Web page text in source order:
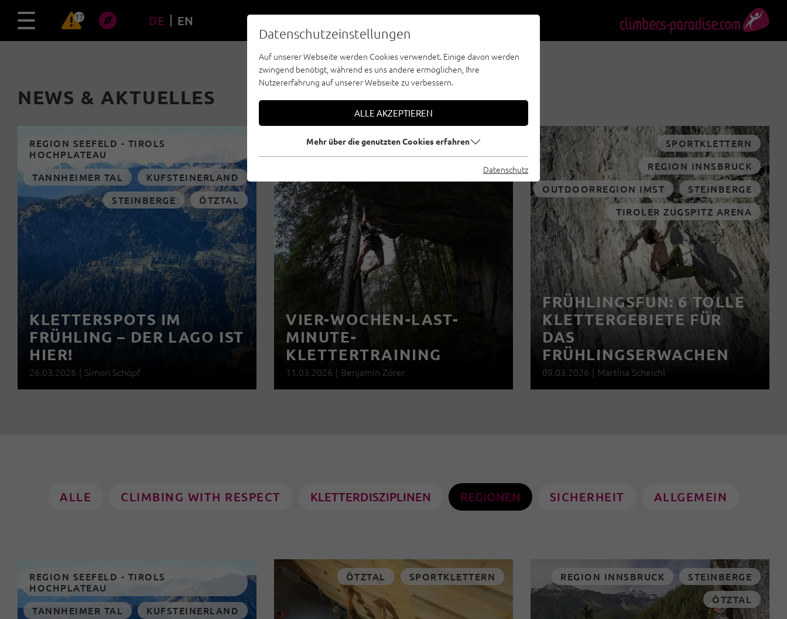
17 DE EN
NEWS & AKTUELLES
REGION SEEFELD - TIROLS
HOCHPLATEAU
TANNHEIMER TAL
KUFSTEINERLAND
STEINBERGE
ÖTZTAL
KLETTERSPOTS IM
FRÜHLING – DER LAGO IST
HIER!
26.03.2026 | Simon Schöpf
BOULDERN SPORTKLETTERN
VIER-WOCHEN-LAST-
MINUTE-
KLETTERTRAINING
11.03.2026 | Benjamin Zörer
SPORTKLETTERN
REGION INNSBRUCK
OUTDOORREGION IMST
STEINBERGE
TIROLER ZUGSPITZ ARENA
FRÜHLINGSFUN: 6 TOLLE
KLETTERGEBIETE FÜR
DAS
FRÜHLINGSERWACHEN
09.03.2026 | Martina Scheichl
ALLE CLIMBING WITH RESPECT KLETTERDISZIPLINEN REGIONEN SICHERHEIT ALLGEMEIN
REGION SEEFELD - TIROLS
HOCHPLATEAU
TANNHEIMER TAL
KUFSTEINERLAND
ÖTZTAL SPORTKLETTERN REGION INNSBRUCK
STEINBERGE
ÖTZTAL
Datenschutzeinstellungen
Auf unserer Webseite werden Cookies verwendet. Einige davon werden
zwingend benötigt, während es uns andere ermöglichen, Ihre
Nutzererfahrung auf unserer Webseite zu verbessern.
ALLE AKZEPTIEREN
Mehr über die genutzten Cookies erfahren
Datenschutz